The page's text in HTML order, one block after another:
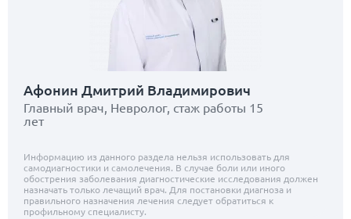
Афонин Дмитрий Владимирович
Главный врач, Невролог, стаж работы 15
лет
Информацию из данного раздела нельзя использовать для
самодиагностики и самолечения. В случае боли или иного
обострения заболевания диагностические исследования должен
назначать только лечащий врач. Для постановки диагноза и
правильного назначения лечения следует обратиться к
профильному специалисту.